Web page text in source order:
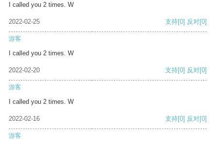
I called you 2 times. W
2022-02-25 支持[0] 反对[0]
游客
I called you 2 times. W
2022-02-20 支持[0] 反对[0]
游客
I called you 2 times. W
2022-02-16 支持[0] 反对[0]
游客